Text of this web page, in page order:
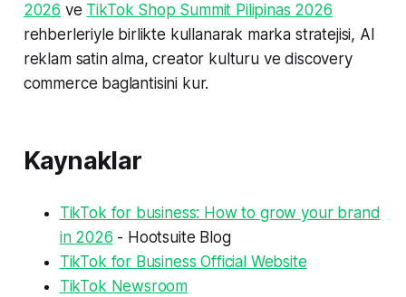
2026 ve TikTok Shop Summit Pilipinas 2026
rehberleriyle birlikte kullanarak marka stratejisi, AI
reklam satin alma, creator kulturu ve discovery
commerce baglantisini kur.
Kaynaklar
TikTok for business: How to grow your brand
in 2026 - Hootsuite Blog
TikTok for Business Official Website
TikTok Newsroom